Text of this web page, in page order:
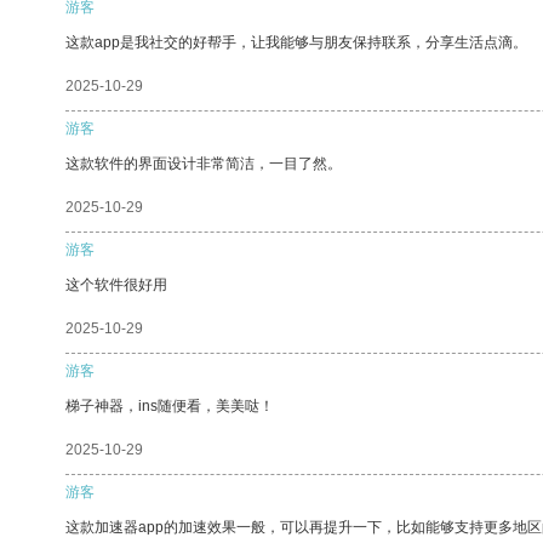
游客
这款app是我社交的好帮手，让我能够与朋友保持联系，分享生活点滴。
2025-10-29
游客
这款软件的界面设计非常简洁，一目了然。
2025-10-29
游客
这个软件很好用
2025-10-29
游客
梯子神器，ins随便看，美美哒！
2025-10-29
游客
这款加速器app的加速效果一般，可以再提升一下，比如能够支持更多地区